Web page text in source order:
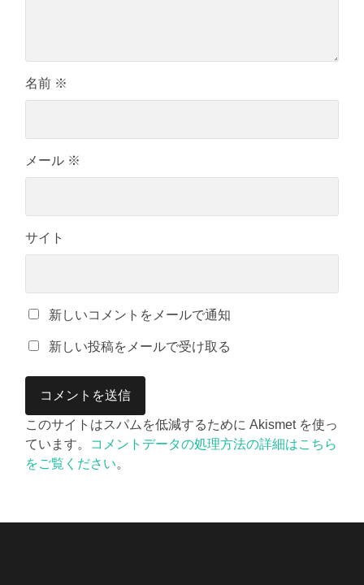
名前 ※
メール ※
サイト
新しいコメントをメールで通知
新しい投稿をメールで受け取る
このサイトはスパムを低減するために Akismet を使っ
ています。 コメントデータの処理方法の詳細はこちら
をご覧ください。